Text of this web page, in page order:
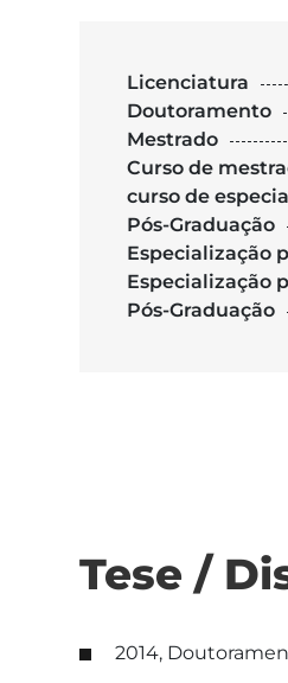
Licenciatura
Doutoramento
Mestrado
Curso de
curso de
Pós-Graduação
Especialização
Especialização
Pós-Graduação
Tese /
2014,